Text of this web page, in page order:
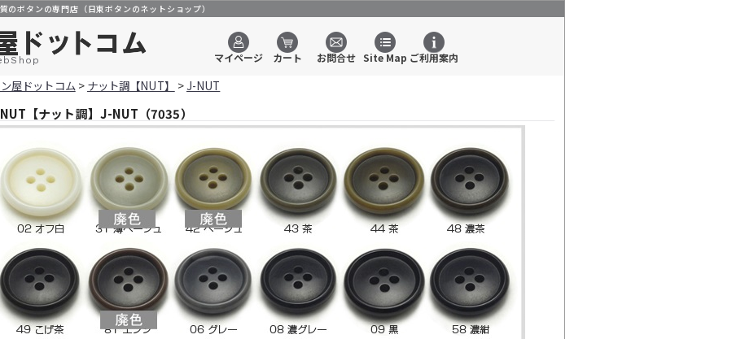
のボタンの専門店（日東ボタンのネットショップ）
マイページ カート お問合せ Site Map ご利用案内
屋ドットコム> ナット調【NUT】 >J-NUT
NUT【ナット調】J-NUT（7035）